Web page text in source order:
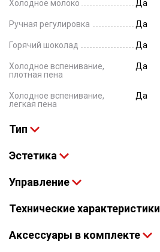
Холодное молоко Да
Ручная регулировка Да
Горячий шоколад Да
Холодное вспенивание,
плотная пена
Да
Холодное вспенивание,
легкая пена
Да
Тип
Эстетика
Управление
Технические характеристики
Аксессуары в комплекте